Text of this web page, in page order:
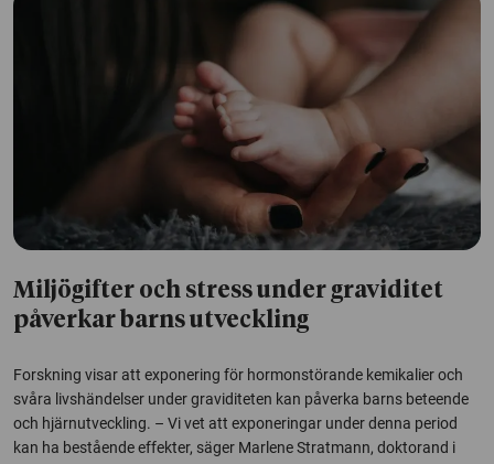
Miljögifter och stress under graviditet
påverkar barns utveckling
Forskning visar att exponering för hormonstörande kemikalier och
svåra livshändelser under graviditeten kan påverka barns beteende
och hjärnutveckling. – Vi vet att exponeringar under denna period
kan ha bestående effekter, säger Marlene Stratmann, doktorand i